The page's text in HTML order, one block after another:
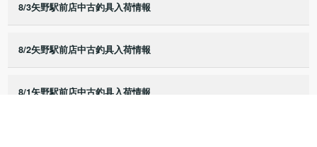
8/3矢野駅前店中古釣具入荷情報
8/2矢野駅前店中古釣具入荷情報
8/1矢野駅前店中古釣具入荷情報